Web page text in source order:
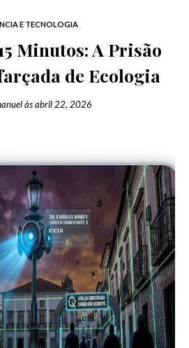
E TECNOLOGIA
Minutos: A Prisão
de Ecologia
àsabril 22, 2026